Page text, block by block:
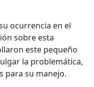
ocurrencia en el
sobre esta
este pequeño
la problemática,
para su manejo.